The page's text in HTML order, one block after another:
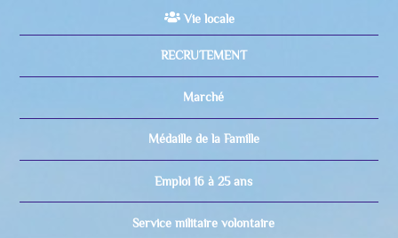
Vie locale
RECRUTEMENT
Marché
Médaille de la Famille
Emploi 16 à 25 ans
Service militaire volontaire